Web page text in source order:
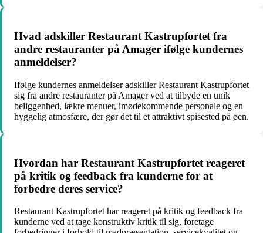
Hvad adskiller Restaurant Kastrupfortet fra
andre restauranter på Amager ifølge kundernes
anmeldelser?
Ifølge kundernes anmeldelser adskiller Restaurant Kastrupfortet
sig fra andre restauranter på Amager ved at tilbyde en unik
beliggenhed, lækre menuer, imødekommende personale og en
hyggelig atmosfære, der gør det til et attraktivt spisested på øen.
Hvordan har Restaurant Kastrupfortet reageret
på kritik og feedback fra kunderne for at
forbedre deres service?
Restaurant Kastrupfortet har reageret på kritik og feedback fra
kunderne ved at tage konstruktiv kritik til sig, foretage